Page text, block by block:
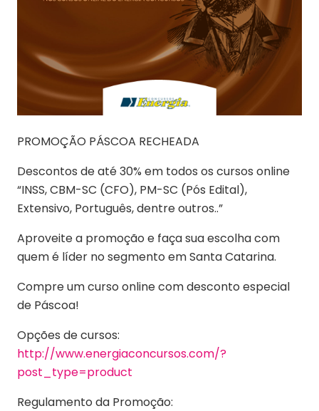
PROMOÇÃO PÁSCOA RECHEADA
Descontos de até 30% em todos os cursos online
“INSS, CBM-SC (CFO), PM-SC (Pós Edital),
Extensivo, Português, dentre outros..”
Aproveite a promoção e faça sua escolha com
quem é líder no segmento em Santa Catarina.
Compre um curso online com desconto especial
de Páscoa!
Opções de cursos:
http://www.energiaconcursos.com/?
post_type=product
Regulamento da Promoção: